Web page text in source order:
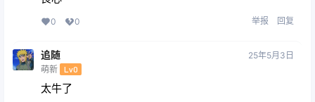
0 0 举报 回复
追随
萌新 Lv0
25年5月3日
太牛了